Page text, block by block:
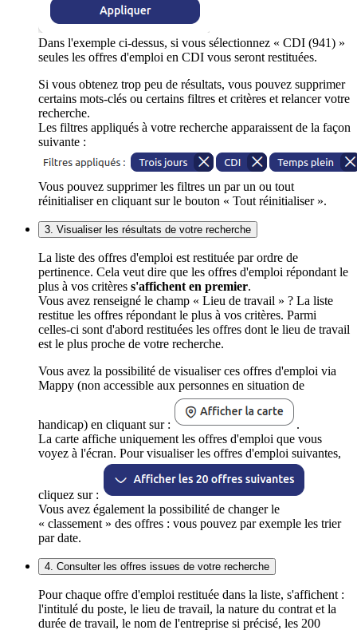
Dans l'exemple ci-dessus, si vous sélectionnez « CDI (941) »
seules les offres d'emploi en CDI vous seront restituées.
Si vous obtenez trop peu de résultats, vous pouvez supprimer
certains mots-clés ou certains filtres et critères et relancer votre
recherche.
Les filtres appliqués à votre recherche apparaissent de la façon
suivante :
Vous pouvez supprimer les filtres un par un ou tout
réinitialiser en cliquant sur le bouton « Tout réinitialiser ».
3. Visualiser les résultats de votre recherche
La liste des offres d'emploi est restituée par ordre de
pertinence. Cela veut dire que les offres d'emploi répondant le
plus à vos critères s'affichent en premier.
Vous avez renseigné le champ « Lieu de travail » ? La liste
restitue les offres répondant le plus à vos critères. Parmi
celles-ci sont d'abord restituées les offres dont le lieu de travail
est le plus proche de votre recherche.
Vous avez la possibilité de visualiser ces offres d'emploi via
Mappy (non accessible aux personnes en situation de
handicap) en cliquant sur :
.
La carte affiche uniquement les offres d'emploi que vous
voyez à l'écran. Pour visualiser les offres d'emploi suivantes,
cliquez sur :
Vous avez également la possibilité de changer le
« classement » des offres : vous pouvez par exemple les trier
par date.
4. Consulter les offres issues de votre recherche
Pour chaque offre d'emploi restituée dans la liste, s'affichent :
l'intitulé du poste, le lieu de travail, la nature du contrat et la
durée de travail, le nom de l'entreprise si précisé, les 200